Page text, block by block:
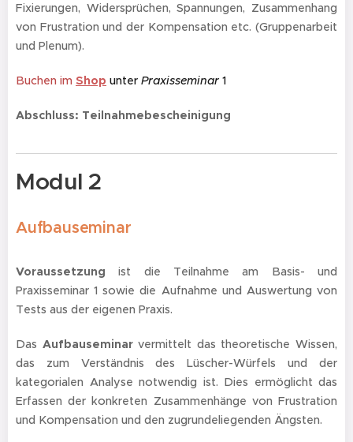
Fixierungen, Widersprüchen, Spannungen, Zusammenhang
von Frustration und der Kompensation etc. (Gruppenarbeit
und Plenum).
Buchen im Shop unter Praxisseminar 1
Abschluss: Teilnahmebescheinigung
Modul 2
Aufbauseminar
Voraussetzungist die Teilnahme am Basis- und
Praxisseminar 1 sowie die Aufnahme und Auswertung von
Tests aus der eigenen Praxis.
Das Aufbauseminarvermittelt das theoretische Wissen,
das zum Verständnis des Lüscher-Würfels und der
kategorialen Analyse notwendig ist. Dies ermöglicht das
Erfassen der konkreten Zusammenhänge von Frustration
und Kompensation und den zugrundeliegenden Ängsten.